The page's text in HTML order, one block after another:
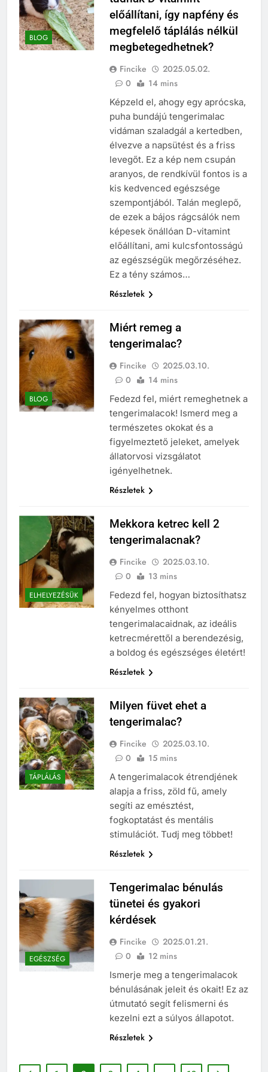
BLOG
előállítani, így napfény és
megfelelő táplálás nélkül
megbetegedhetnek?
Fincike
2025.05.02.
0
14 mins
Képzeld el, ahogy egy aprócska,
puha bundájú tengerimalac
vidáman szaladgál a kertedben,
élvezve a napsütést és a friss
levegőt. Ez a kép nem csupán
aranyos, de rendkívül fontos is a
kis kedvenced egészsége
szempontjából. Talán meglepő,
de ezek a bájos rágcsálók nem
képesek önállóan D-vitamint
előállítani, ami kulcsfontosságú
az egészségük megőrzéséhez.
Ez a tény számos…
Részletek
BLOG
Miért remeg a
tengerimalac?
Fincike
2025.03.10.
0
14 mins
Fedezd fel, miért remeghetnek a
tengerimalacok! Ismerd meg a
természetes okokat és a
figyelmeztető jeleket, amelyek
állatorvosi vizsgálatot
igényelhetnek.
Részletek
ELHELYEZÉSÜK
Mekkora ketrec kell 2
tengerimalacnak?
Fincike
2025.03.10.
0
13 mins
Fedezd fel, hogyan biztosíthatsz
kényelmes otthont
tengerimalacaidnak, az ideális
ketrecmérettől a berendezésig,
a boldog és egészséges életért!
Részletek
TÁPLÁLÁS
Milyen füvet ehet a
tengerimalac?
Fincike
2025.03.10.
0
15 mins
A tengerimalacok étrendjének
alapja a friss, zöld fű, amely
segíti az emésztést,
fogkoptatást és mentális
stimulációt. Tudj meg többet!
Részletek
EGÉSZSÉG
Tengerimalac bénulás
tünetei és gyakori
kérdések
Fincike
2025.01.21.
0
12 mins
Ismerje meg a tengerimalacok
bénulásának jeleit és okait! Ez az
útmutató segít felismerni és
kezelni ezt a súlyos állapotot.
Részletek